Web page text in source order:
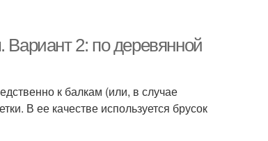
Вариант 2: по деревянной
к балкам (или, в случае
В ее качестве используется брусок